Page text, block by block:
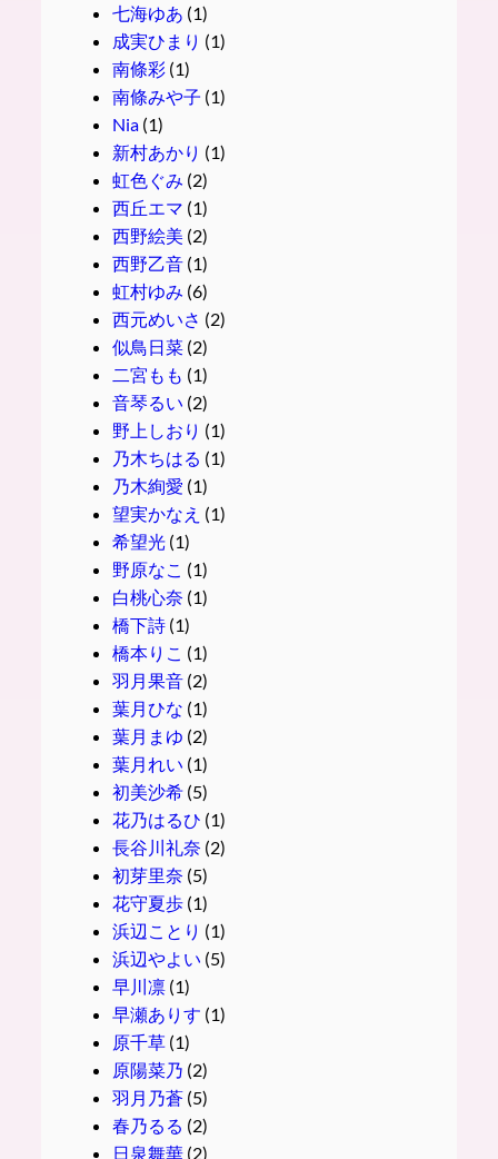
七海ゆあ (1)
成実ひまり (1)
南條彩(1)
南條みや子 (1)
Nia(1)
新村あかり (1)
虹色ぐみ (2)
西丘エマ (1)
西野絵美 (2)
西野乙音(1)
虹村ゆみ (6)
西元めいさ (2)
似鳥日菜(2)
二宮もも (1)
音琴るい (2)
野上しおり (1)
乃木ちはる (1)
乃木絢愛 (1)
望実かなえ (1)
希望光(1)
野原なこ (1)
白桃心奈 (1)
橋下詩(1)
橋本りこ (1)
羽月果音(2)
葉月ひな (1)
葉月まゆ (2)
葉月れい (1)
初美沙希(5)
花乃はるひ (1)
長谷川礼奈 (2)
初芽里奈 (5)
花守夏歩(1)
浜辺ことり (1)
浜辺やよい (5)
早川凛(1)
早瀬ありす (1)
原千草 (1)
原陽菜乃 (2)
羽月乃蒼(5)
春乃るる (2)
日泉舞華(2)